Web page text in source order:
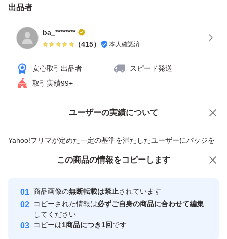
出品者
ba_********
（415） 本人確認済
安心取引出品者
スピード発送
取引実績99+
ユーザーの実績について
Yahoo!フリマが定めた一定の基準を満たしたユーザーにバッジを
付与しています
安心取引出品者
心・安全なユーザーです
取引実績
価格の相談 商品への質問
この商品の情報をコピーします
商品画像の無断転載は禁止されています
コピーされた情報は必ずご自身の商品に合わせて編集
してください
コピーは1商品につき1回です
この商品をみている人にオススメ